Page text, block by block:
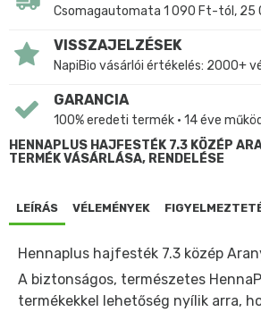
Csomagautomata 1 090 Ft-tól,
VISSZAJELZÉSEK
NapiBio vásárlói értékelés: 2000+
GARANCIA
100% eredeti termék • 14 éve
HENNAPLUS HAJFESTÉK 7.3 KÖZÉP
TERMÉK VÁSÁRLÁSA, RENDELÉSE
LEÍRÁS VÉLEMÉNYEK
Hennaplus hajfesték 7.3 közép
A biztonságos, természetes
termékekkel lehetőség nyílik arra,